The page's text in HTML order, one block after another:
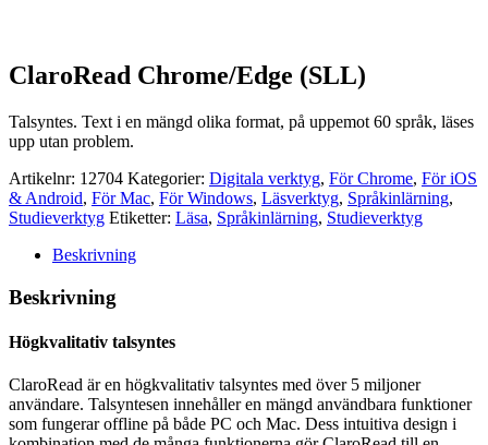
ClaroRead Chrome/Edge (SLL)
Talsyntes. Text i en mängd olika format, på uppemot 60 språk, läses
upp utan problem.
Artikelnr: 12704 Kategorier: Digitala verktyg, För Chrome, För iOS
& Android, För Mac, För Windows, Läsverktyg, Språkinlärning,
Studieverktyg Etiketter: Läsa, Språkinlärning, Studieverktyg
Beskrivning
Beskrivning
Högkvalitativ talsyntes
ClaroRead är en högkvalitativ talsyntes med över 5 miljoner
användare. Talsyntesen innehåller en mängd användbara funktioner
som fungerar offline på både PC och Mac. Dess intuitiva design i